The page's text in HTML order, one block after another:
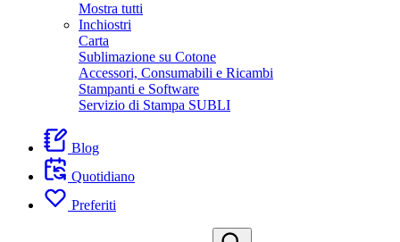
Mostra tutti
Inchiostri
Carta
Sublimazione su Cotone
Accessori, Consumabili e Ricambi
Stampanti e Software
Servizio di Stampa SUBLI
Blog
Quotidiano
Preferiti